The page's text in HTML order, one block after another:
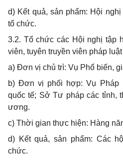
d) Kết quả, sản phẩm: Hội
tổ chức.
3.2. Tổ chức các Hội nghị tập
viên, tuyên truyền viên pháp luật
a) Đơn vị chủ trì: Vụ Phổ biến,
b) Đơn vị phối hợp: Vụ Pháp
quốc tế; Sở Tư pháp các tỉnh,
ương.
c) Thời gian thực hiện: Hàng
d) Kết quả, sản phẩm: Các
chức.